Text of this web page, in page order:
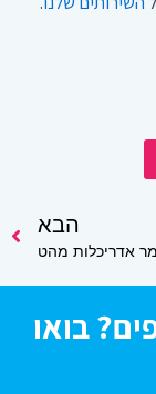
הבא
אדריכלות מהט
בואו